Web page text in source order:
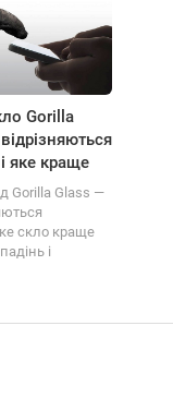
Gorilla
яке краще
Gorilla Glass —
скло краще
і